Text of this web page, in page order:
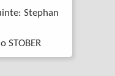
Stephan
STOBER